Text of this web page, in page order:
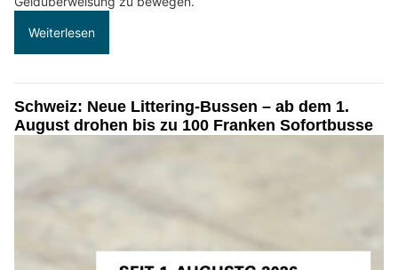
Weiterlesen
Schweiz: Neue Littering-Bussen – ab dem 1.
August drohen bis zu 100 Franken Sofortbusse